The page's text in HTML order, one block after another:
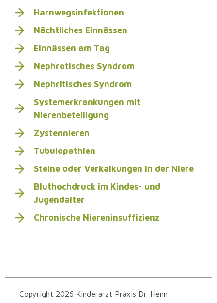
Harnwegsinfektionen
Nächtliches Einnässen
Einnässen am Tag
Nephrotisches Syndrom
Nephritisches Syndrom
Systemerkrankungen mit
Nierenbeteiligung
Zystennieren
Tubulopathien
Steine oder Verkalkungen in der Niere
Bluthochdruck im Kindes- und
Jugendalter
Chronische Niereninsuffizienz
Copyright 2026 Kinderarzt Praxis Dr. Henn